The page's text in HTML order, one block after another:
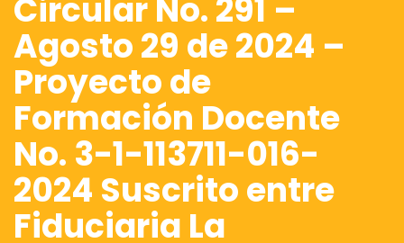
Circular No. 291 –
Agosto 29 de 2024 –
Proyecto de
Formación Docente
No. 3-1-113711-016-
2024 Suscrito entre
Fiduciaria La